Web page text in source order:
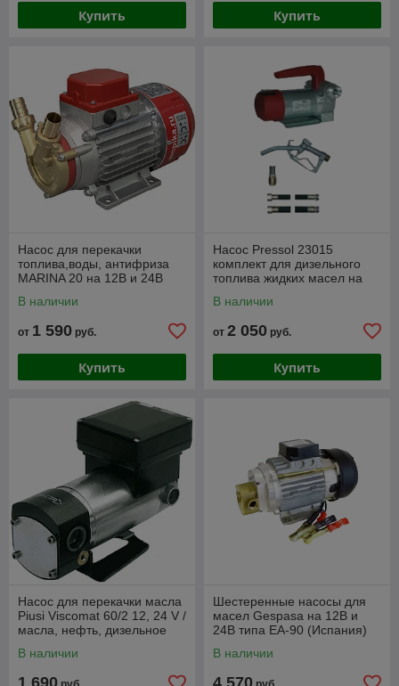
Купить Купить
Насос для перекачки
топлива,воды, антифриза
MARINA 20 на 12В и 24В
В наличии
от 1 590 руб.
Купить
Насос Pressol 23015
комплект для дизельного
топлива жидких масел на
В наличии
от 2 050 руб.
Купить
Насос для перекачки масла
Piusi Viscomat 60/2 12, 24 V /
масла, нефть, дизельное
В наличии
1 690
Шестеренные насосы для
масел Gespasa на 12В и
24В типа EA-90 (Испания)
В наличии
4 570